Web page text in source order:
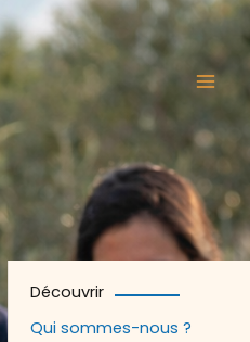
Découvrir
Qui sommes-nous ?